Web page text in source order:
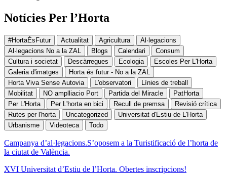
Notícies Per l’Horta
#HortaÉsFutur Actualitat Agricultura
Al·legacions
Al·legacions No a la ZAL
Blogs Calendari
Consum
Cultura i societat
Descàrregues Ecologia
Escoles Per L'Horta
Galeria d'imatges
Horta és futur - No a la ZAL
Horta Viva Sense Autovia
L'observatori
Línies de treball
Mobilitat
NO amplliacio Port Partida del Miracle
PatHorta
Per L'Horta
Per L'horta en bici Recull de premsa
Revisió crítica
Rutes per l'horta
Uncategorized
Universitat d'Estiu de L'Horta
Urbanisme
Videoteca Todo
Campanya d’al·legacions.S’oposem a la Turistificació de l’horta de
la ciutat de València.
XVI Universitat d’Estiu de l’Horta. Obertes inscripcions!